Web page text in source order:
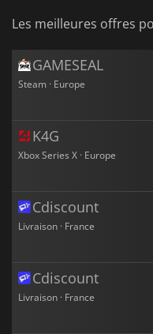
Les meilleures offres
GAMESEAL
Steam · Europe
K4G
Xbox Series X · Europe
Cdiscount
Livraison · France
Cdiscount
Livraison · France